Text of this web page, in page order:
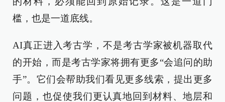
槛，也是一道底线。
AI真正进入考古学，不是考古学家被机器取代
的开始，而是考古学家将拥有更多“会追问的助
手”。它们会帮助我们看见更多线索，提出更多
问题，也促使我们更认真地回到材料、地层和